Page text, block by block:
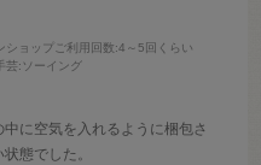
ショップご利用回数:4～5回くらい
芸:ソーイング
に空気を入れるように梱包さ
態でした。